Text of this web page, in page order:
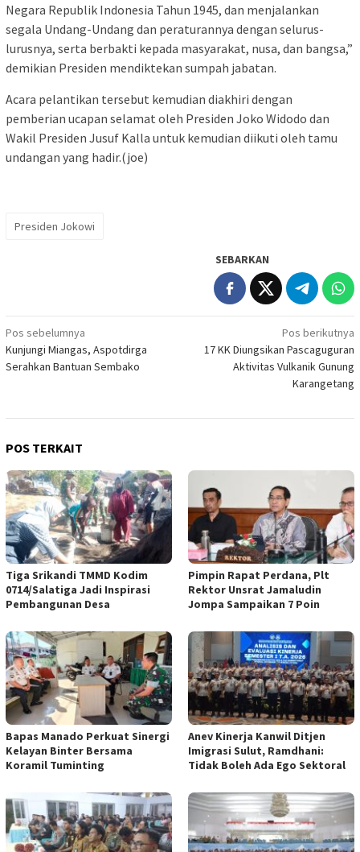
Negara Republik Indonesia Tahun 1945, dan menjalankan
segala Undang-Undang dan peraturannya dengan selurus-
lurusnya, serta berbakti kepada masyarakat, nusa, dan bangsa,”
demikian Presiden mendiktekan sumpah jabatan.
Acara pelantikan tersebut kemudian diakhiri dengan
pemberian ucapan selamat oleh Presiden Joko Widodo dan
Wakil Presiden Jusuf Kalla untuk kemudian diikuti oleh tamu
undangan yang hadir.(joe)
Presiden Jokowi
SEBARKAN
Navigasi
pos
Pos sebelumnya
Kunjungi Miangas, Aspotdirga
Serahkan Bantuan Sembako
Pos berikutnya
17 KK Diungsikan Pascaguguran
Aktivitas Vulkanik Gunung
Karangetang
POS TERKAIT
Tiga Srikandi TMMD Kodim
0714/Salatiga Jadi Inspirasi
Pembangunan Desa
Pimpin Rapat Perdana, Plt
Rektor Unsrat Jamaludin
Jompa Sampaikan 7 Poin
Bapas Manado Perkuat Sinergi
Kelayan Binter Bersama
Koramil Tuminting
Anev Kinerja Kanwil Ditjen
Imigrasi Sulut, Ramdhani:
Tidak Boleh Ada Ego Sektoral